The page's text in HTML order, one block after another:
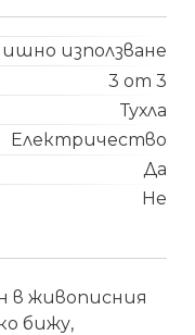
използване
3 от 3
Тухла
Електричество
Да
Не
в живописния
бижу,